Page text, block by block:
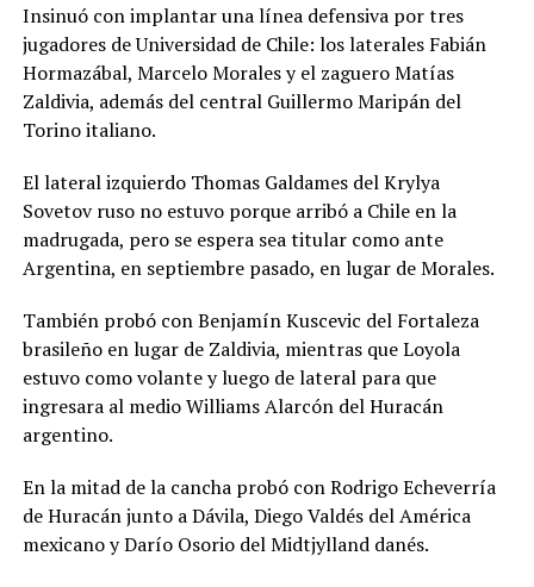
Insinuó con implantar una línea defensiva por tres
jugadores de Universidad de Chile: los laterales Fabián
Hormazábal, Marcelo Morales y el zaguero Matías
Zaldivia, además del central Guillermo Maripán del
Torino italiano.
El lateral izquierdo Thomas Galdames del Krylya
Sovetov ruso no estuvo porque arribó a Chile en la
madrugada, pero se espera sea titular como ante
Argentina, en septiembre pasado, en lugar de Morales.
También probó con Benjamín Kuscevic del Fortaleza
brasileño en lugar de Zaldivia, mientras que Loyola
estuvo como volante y luego de lateral para que
ingresara al medio Williams Alarcón del Huracán
argentino.
En la mitad de la cancha probó con Rodrigo Echeverría
de Huracán junto a Dávila, Diego Valdés del América
mexicano y Darío Osorio del Midtjylland danés.